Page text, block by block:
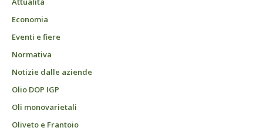
Economia
Eventi e fiere
Normativa
Notizie dalle aziende
Olio DOP IGP
Oli monovarietali
Oliveto e Frantoio